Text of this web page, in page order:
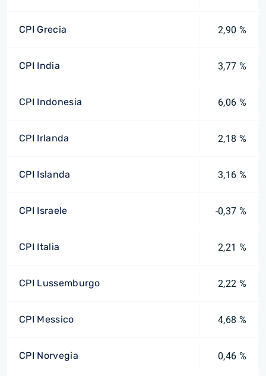
CPI Grecia 2,90 %
CPI India 3,77 %
CPI Indonesia 6,06 %
CPI Irlanda 2,18 %
CPI Islanda 3,16 %
CPI Israele -0,37 %
CPI Italia 2,21 %
CPI Lussemburgo 2,22 %
CPI Messico 4,68 %
CPI Norvegia 0,46 %